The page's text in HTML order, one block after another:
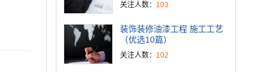
关注人数： 103
装饰装修油漆工程 施工工艺
（优选10篇）
关注人数： 102